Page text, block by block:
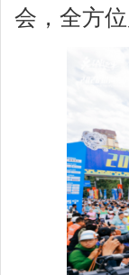
会，全方